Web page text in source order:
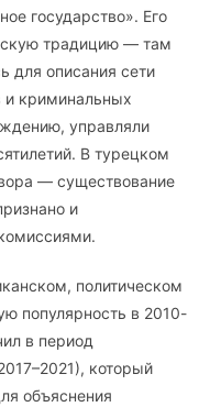
государство». Его
традицию — там
для описания сети
и криминальных
управляли
В турецком
— существование
и
политическом
популярность в 2010-
в период
который
объяснения